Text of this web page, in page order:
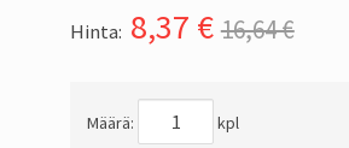
Hinta: 8,37 € 16,64 €
Määrä: kpl